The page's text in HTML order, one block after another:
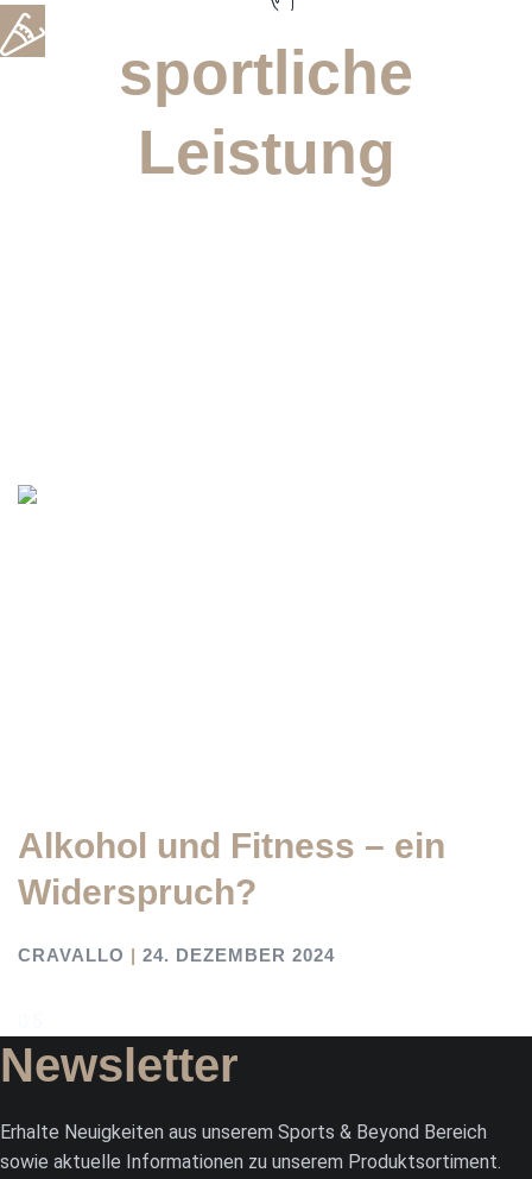
sportliche
Leistung
Alkohol und Fitness – ein
Widerspruch?
CRAVALLO 24. DEZEMBER 2024
Newsletter
Erhalte Neuigkeiten aus unserem Sports & Beyond Bereich
sowie aktuelle Informationen zu unserem Produktsortiment.